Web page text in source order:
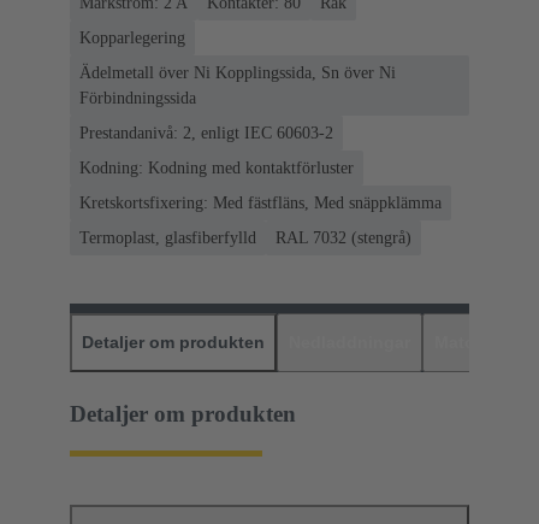
Kopparlegering
Ädelmetall över Ni Kopplingssida, Sn över Ni
Förbindningssida
Prestandanivå: 2, enligt IEC 60603-2
Kodning: Kodning med kontaktförluster
Kretskortsfixering: Med fästfläns, Med snäppklämma
Termoplast, glasfiberfylld
RAL 7032 (stengrå)
Detaljer om produkten
Detaljer om produkten